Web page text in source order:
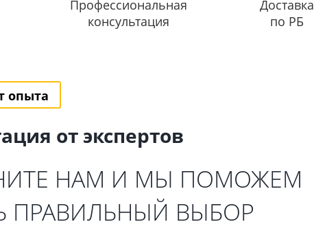
Профессиональная
консультация
Доставка
по РБ
опыта
от экспертов
НАМ И МЫ ПОМОЖЕМ
ПРАВИЛЬНЫЙ ВЫБОР